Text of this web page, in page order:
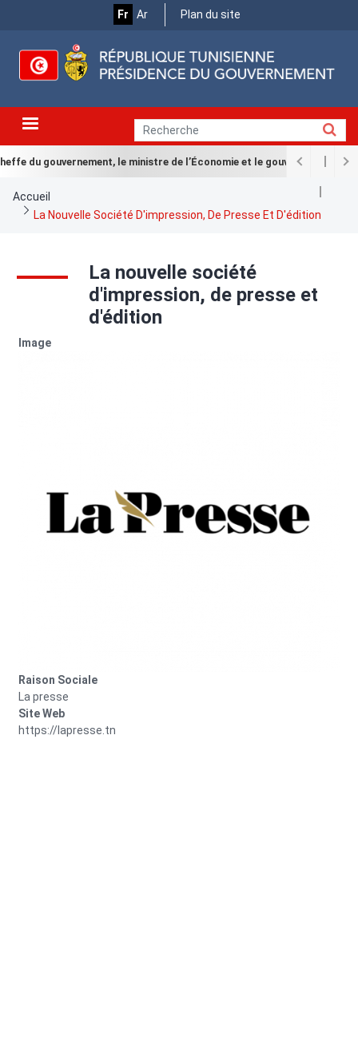
principal
Fr Ar
Menu
Plan du site
du gouvernement, le ministre de l’Économie et le gouverneur de la
Fil
d'Ariane
Accueil
La Nouvelle Société D'impression, De Presse Et D'édition
La nouvelle société
d'impression, de presse et
d'édition
Image
Raison Sociale
La presse
Site Web
https://lapresse.tn